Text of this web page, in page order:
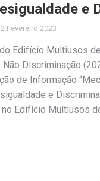
e
Fevereiro 2023
Edifício Multiusos
Discriminação
de Informação
e
Edifício Multiusos